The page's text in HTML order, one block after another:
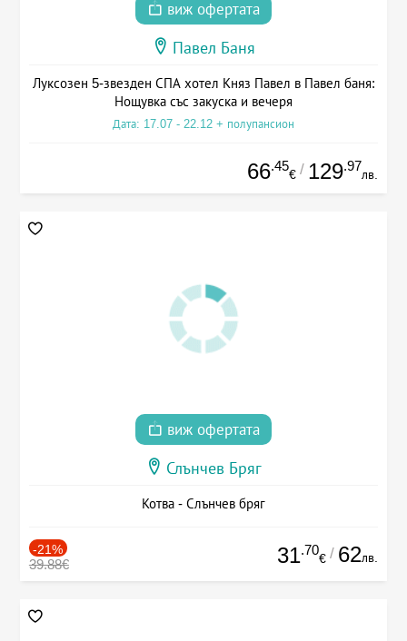
виж офертата
Павел Баня
Луксозен 5-звезден СПА хотел Княз Павел в Павел баня:
Нощувка със закуска и вечеря
Дата: 17.07 - 22.12 + полупансион
66.45
€ / 129.97
лв.
виж офертата
Слънчев Бряг
Котва - Слънчев бряг
-21%
39.88€ 31.70
€ / 62лв.